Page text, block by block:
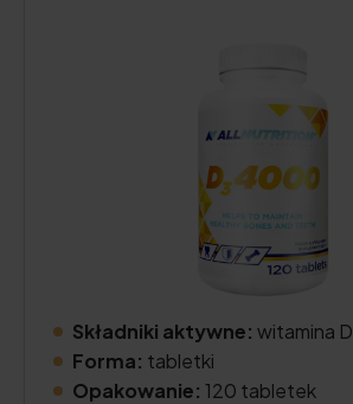
Składniki aktywne: witamina D
Forma: tabletki
Opakowanie: 120 tabletek